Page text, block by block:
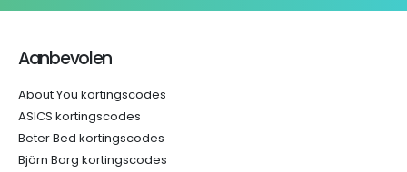
Aanbevolen
About You kortingscodes
ASICS kortingscodes
Beter Bed kortingscodes
Björn Borg kortingscodes